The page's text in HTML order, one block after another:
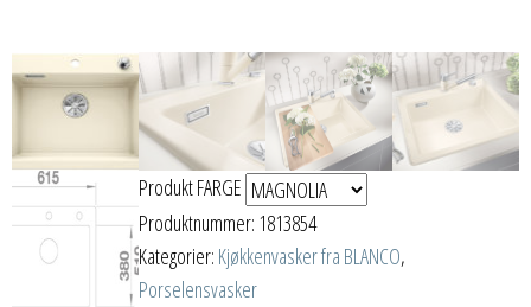
Produkt FARGE
Produktnummer: 1813854
Kategorier: Kjøkkenvasker fra BLANCO,
Porselensvasker